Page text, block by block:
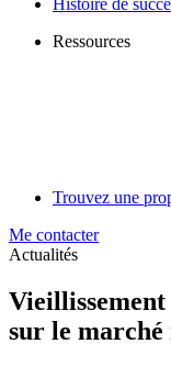
Histoire de
Ressources
Trouvez une
Me contacter
Actualités
Vieillissement
sur le